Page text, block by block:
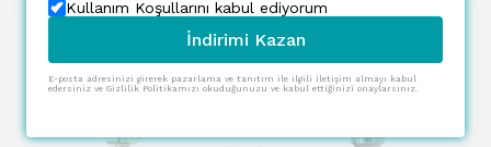
Kullanım Koşullarını kabul ediyorum
İndirimi Kazan
E-posta adresinizi girerek pazarlama ve tanıtım ile ilgili iletişim almayı kabul
edersiniz ve Gizlilik Politikamızı okuduğunuzu ve kabul ettiğinizi onaylarsınız.